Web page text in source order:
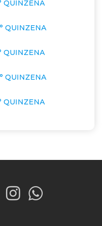
QUINZENA
QUINZENA
QUINZENA
QUINZENA
QUINZENA